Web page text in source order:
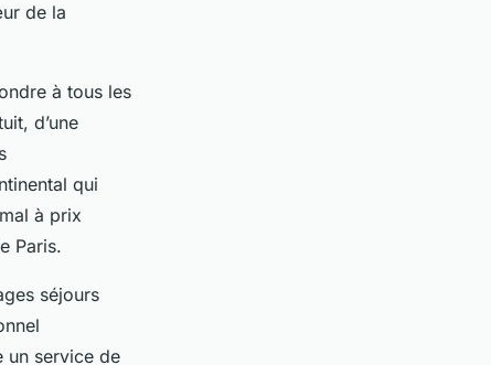
de la
à tous les
d’une
qui
à prix
Paris.
séjours
un service de